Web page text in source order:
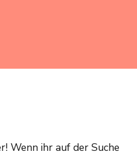
Wenn ihr auf der Suche